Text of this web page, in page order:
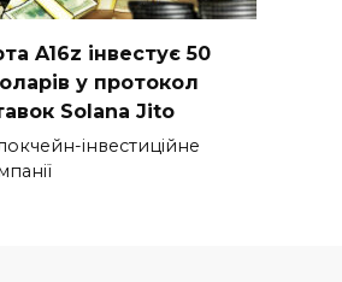
A16z інвестує 50
у протокол
Solana Jito
інвестиційне